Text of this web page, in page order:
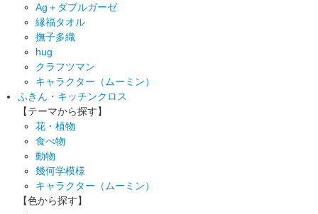
Ag＋ダブルガーゼ
縁福タオル
撫子多織
hug
クラフツマン
キャラクター（ムーミン）
ふきん・キッチンクロス
【テーマから探す】
花・植物
食べ物
動物
幾何学模様
キャラクター（ムーミン）
【色から探す】